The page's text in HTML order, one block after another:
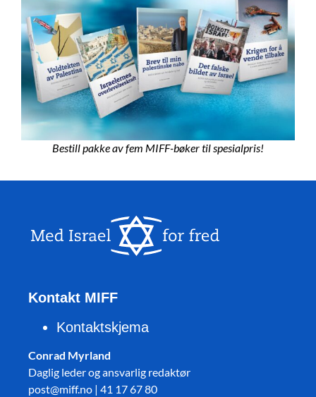
Bestill pakke av fem MIFF-bøker til spesialpris!
Kontakt MIFF
Kontaktskjema
Conrad Myrland
Daglig leder og ansvarlig redaktør
post@miff.no | 41 17 67 80